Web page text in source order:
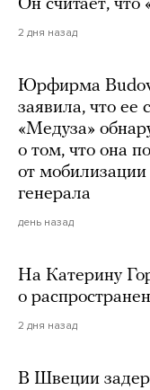
Он считает, что
2 дня назад
Юрфирма
заявила, что ее
«Медуза»
о том, что она
от
генерала
день назад
На Катерину
о
2 дня назад
В Швеции